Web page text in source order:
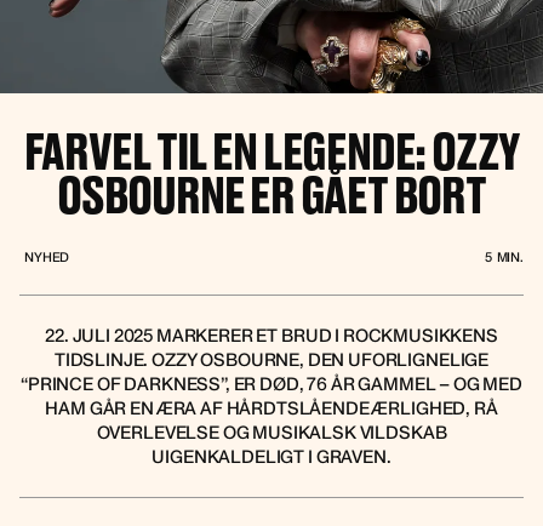
FARVEL TIL EN LEGENDE: OZZY
OSBOURNE ER GÅET BORT
NYHED 5 MIN.
22. JULI 2025 MARKERER ET BRUD I ROCKMUSIKKENS
TIDSLINJE. OZZY OSBOURNE, DEN UFORLIGNELIGE
“PRINCE OF DARKNESS”, ER DØD, 76 ÅR GAMMEL – OG MED
HAM GÅR EN ÆRA AF HÅRDTSLÅENDE ÆRLIGHED, RÅ
OVERLEVELSE OG MUSIKALSK VILDSKAB
UIGENKALDELIGT I GRAVEN.